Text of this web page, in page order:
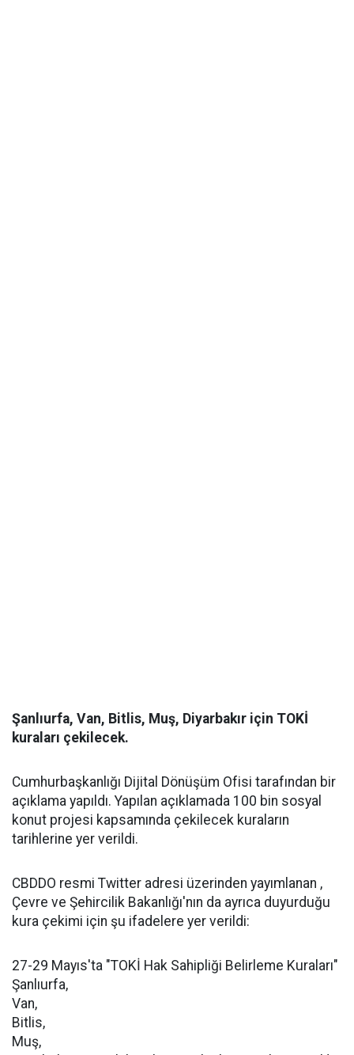
Şanlıurfa, Van, Bitlis, Muş, Diyarbakır için TOKİ
kuraları çekilecek.
Cumhurbaşkanlığı Dijital Dönüşüm Ofisi tarafından bir
açıklama yapıldı. Yapılan açıklamada 100 bin sosyal
konut projesi kapsamında çekilecek kuraların
tarihlerine yer verildi.
CBDDO resmi Twitter adresi üzerinden yayımlanan ,
Çevre ve Şehircilik Bakanlığı'nın da ayrıca duyurduğu
kura çekimi için şu ifadelere yer verildi:
27-29 Mayıs'ta "TOKİ Hak Sahipliği Belirleme Kuraları"
Şanlıurfa,
Van,
Bitlis,
Muş,